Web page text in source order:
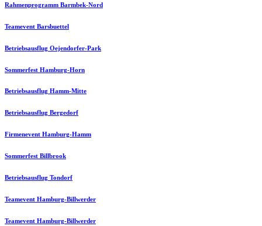
Rahmenprogramm Barmbek-Nord
Teamevent Barsbuettel
Betriebsausflug Oejendorfer-Park
Sommerfest Hamburg-Horn
Betriebsausflug Hamm-Mitte
Betriebsausflug Bergedorf
Firmenevent Hamburg-Hamm
Sommerfest Billbrook
Betriebsausflug Tondorf
Teamevent Hamburg-Billwerder
Teamevent Hamburg-Billwerder